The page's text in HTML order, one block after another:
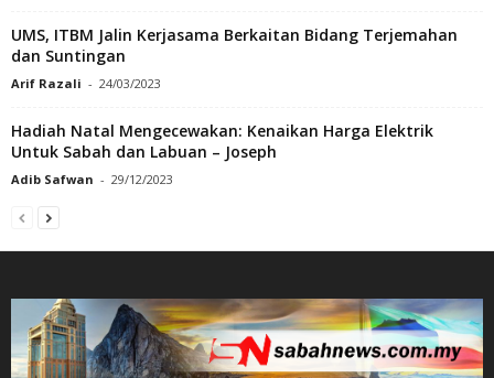
UMS, ITBM Jalin Kerjasama Berkaitan Bidang Terjemahan
dan Suntingan
Arif Razali - 24/03/2023
Hadiah Natal Mengecewakan: Kenaikan Harga Elektrik
Untuk Sabah dan Labuan – Joseph
Adib Safwan - 29/12/2023